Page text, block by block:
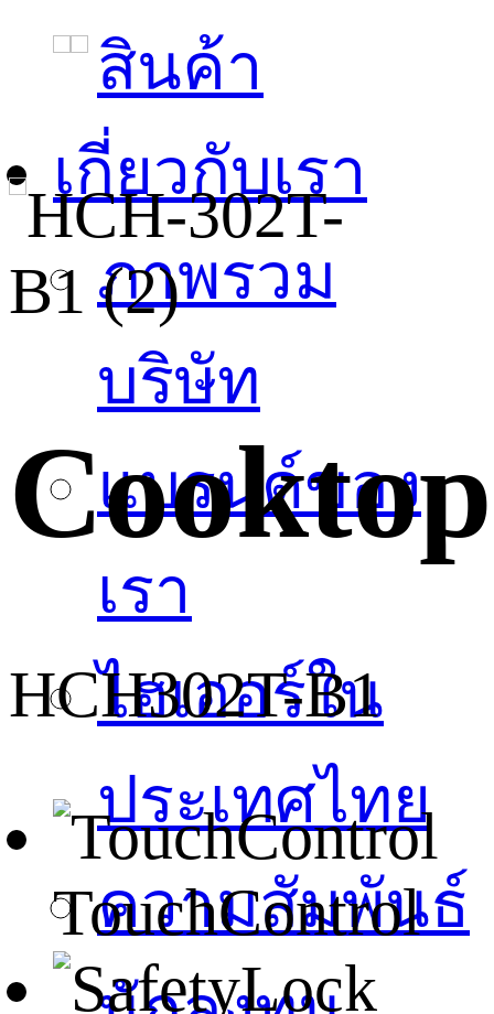
สินค้า
เกี่ยวกับเรา
ภาพรวม
บริษัท
แบรนด์ของ
เรา
ไฮเออร์ใน
ประเทศไทย
ความสัมพันธ์
Cooktop
HCH302T-B1
TouchControl